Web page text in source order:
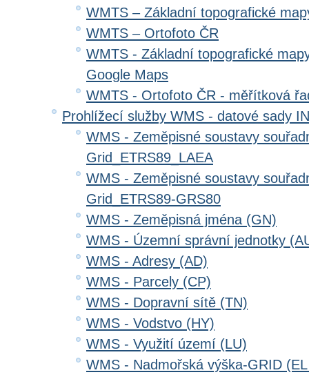
WMTS – Základní topografické
WMTS – Ortofoto ČR
WMTS - Základní topografické
Google Maps
WMTS - Ortofoto ČR - měřítková
Prohlížecí služby WMS - datové sady
WMS - Zeměpisné soustavy
Grid_ETRS89_LAEA
WMS - Zeměpisné soustavy
Grid_ETRS89-GRS80
WMS - Zeměpisná jména (GN)
WMS - Územní správní jednotky
WMS - Adresy (AD)
WMS - Parcely (CP)
WMS - Dopravní sítě (TN)
WMS - Vodstvo (HY)
WMS - Využití území (LU)
WMS - Nadmořská výška-GRID